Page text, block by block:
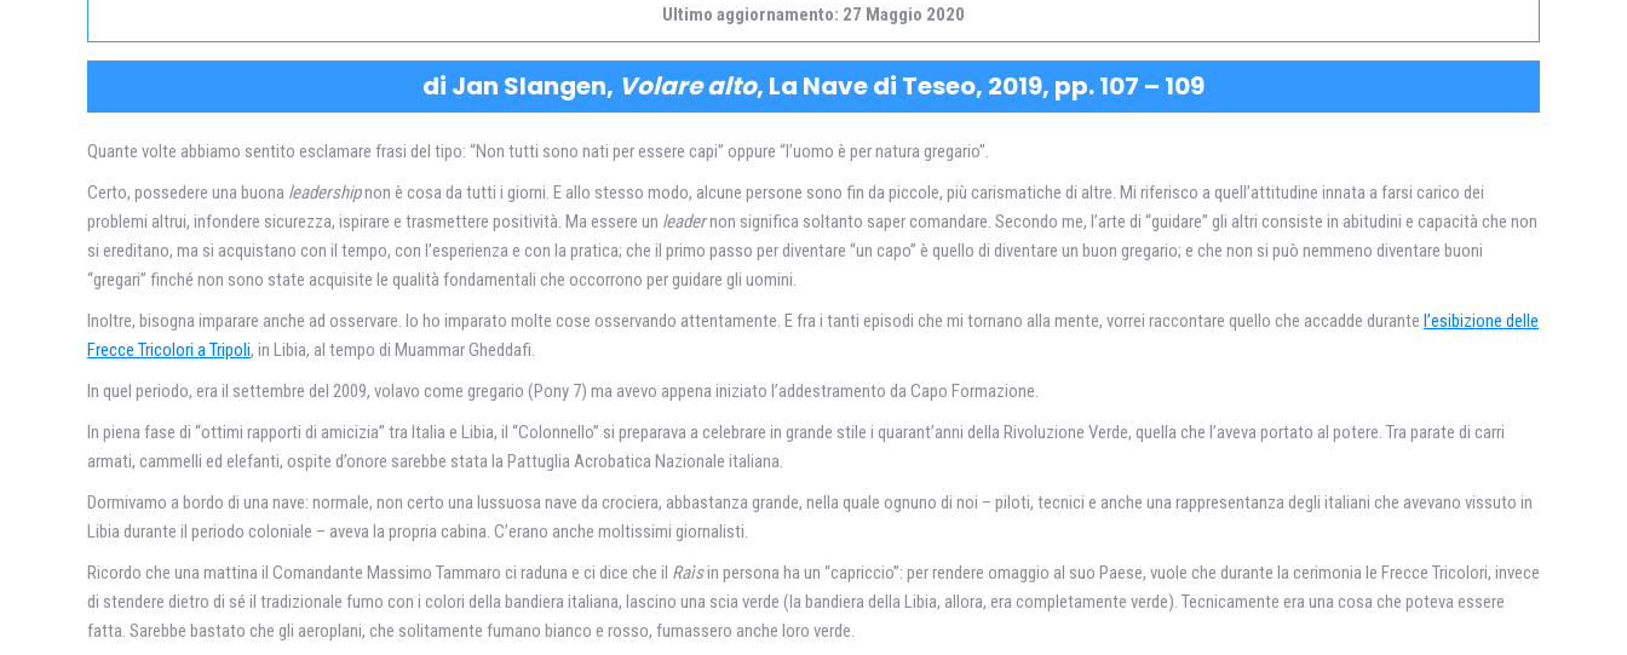
Ultimo aggiornamento: 27 Maggio 2020
di Jan Slangen, Volare alto, La Nave di Teseo, 2019, pp. 107 – 109
Quante volte abbiamo sentito esclamare frasi del tipo: “Non tutti sono nati per essere capi” oppure “l’uomo è per natura gregario”.
Certo, possedere una buona leadershipnon è cosa da tutti i giorni. E allo stesso modo, alcune persone sono fin da piccole, più carismatiche di altre. Mi riferisco a quell’attitudine innata a farsi carico dei
problemi altrui, infondere sicurezza, ispirare e trasmettere positività. Ma essere un leadernon significa soltanto saper comandare. Secondo me, l’arte di “guidare” gli altri consiste in abitudini e capacità che non
si ereditano, ma si acquistano con il tempo, con l’esperienza e con la pratica; che il primo passo per diventare “un capo” è quello di diventare un buon gregario; e che non si può nemmeno diventare buoni
“gregari” finché non sono state acquisite le qualità fondamentali che occorrono per guidare gli uomini.
Inoltre, bisogna imparare anche ad osservare. Io ho imparato molte cose osservando attentamente. E fra i tanti episodi che mi tornano alla mente, vorrei raccontare quello che accadde durante l’esibizione delle
Frecce Tricolori a Tripoli, in Libia, al tempo di Muammar Gheddafi.
In quel periodo, era il settembre del 2009, volavo come gregario (Pony 7) ma avevo appena iniziato l’addestramento da Capo Formazione.
In piena fase di “ottimi rapporti di amicizia” tra Italia e Libia, il “Colonnello” si preparava a celebrare in grande stile i quarant’anni della RivoIuzione Verde, quella che l’aveva portato al potere. Tra parate di carri
armati, cammelli ed elefanti, ospite d’onore sarebbe stata la Pattuglia Acrobatica Nazionale italiana.
Dormivamo a bordo di una nave: normale, non certo una lussuosa nave da crociera, abbastanza grande, nella quale ognuno di noi – piloti, tecnici e anche una rappresentanza degli italiani che avevano vissuto in
Libia durante il periodo coloniale – aveva la propria cabina. C’erano anche moltissimi giornalisti.
Ricordo che una mattina il Comandante Massimo Tammaro ci raduna e ci dice che il Raìsin persona ha un “capriccio”: per rendere omaggio al suo Paese, vuole che durante la cerimonia le Frecce Tricolori, invece
di stendere dietro di sé il tradizionale fumo con i colori della bandiera italiana, lascino una scia verde (la bandiera della Libia, allora, era completamente verde). Tecnicamente era una cosa che poteva essere
fatta. Sarebbe bastato che gli aeroplani, che solitamente fumano bianco e rosso, fumassero anche loro verde.